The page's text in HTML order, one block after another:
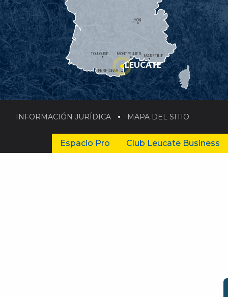
MONTPELLIER
PERPIGNAN
MARSEILLE
TOULOUSE
LYON
LEUCATE
INFORMACIÓN JURÍDICA MAPA DEL SITIO
Espacio Pro Club Leucate Business